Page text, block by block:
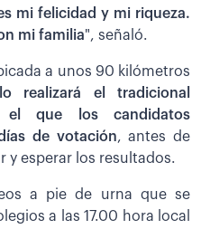
mi felicidad y mi riqueza.
mi familia", señaló.
a unos 90 kilómetros
realizará el tradicional
el que los candidatos
de votación, antes de
y esperar los resultados.
a pie de urna que se
a las 17.00 hora local